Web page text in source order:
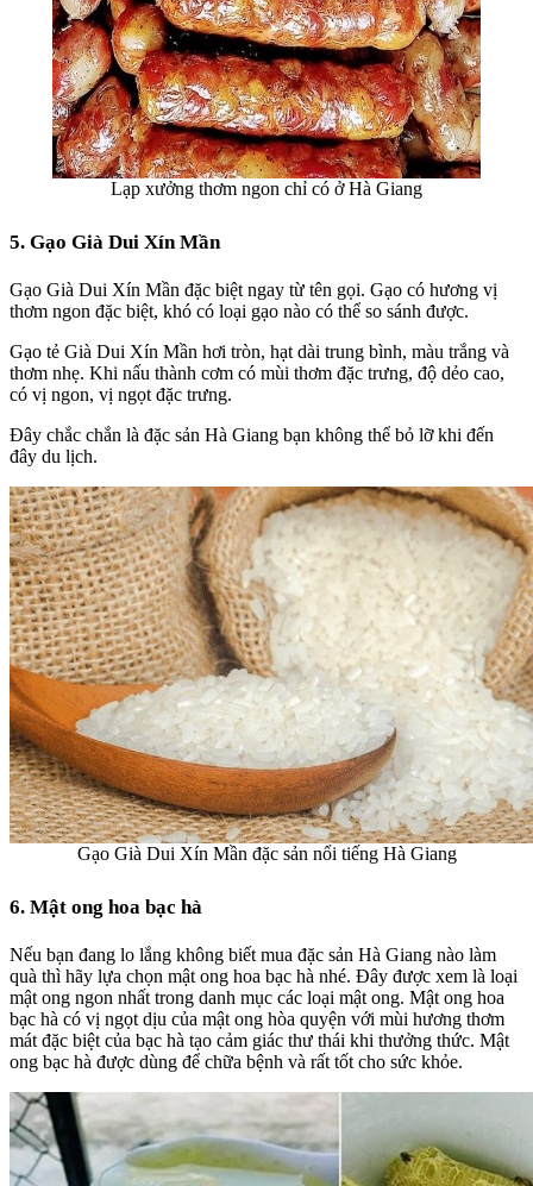
Lạp xưởng thơm ngon chỉ có ở Hà Giang
5. Gạo Già Dui Xín Mần
Gạo Già Dui Xín Mần đặc biệt ngay từ tên gọi. Gạo có hương vị
thơm ngon đặc biệt, khó có loại gạo nào có thể so sánh được.
Gạo tẻ Già Dui Xín Mần hơi tròn, hạt dài trung bình, màu trắng và
thơm nhẹ. Khi nấu thành cơm có mùi thơm đặc trưng, độ dẻo cao,
có vị ngon, vị ngọt đặc trưng.
Đây chắc chắn là đặc sản Hà Giang bạn không thể bỏ lỡ khi đến
đây du lịch.
Gạo Già Dui Xín Mần đặc sản nổi tiếng Hà Giang
6. Mật ong hoa bạc hà
Nếu bạn đang lo lắng không biết mua đặc sản Hà Giang nào làm
quà thì hãy lựa chọn mật ong hoa bạc hà nhé. Đây được xem là loại
mật ong ngon nhất trong danh mục các loại mật ong. Mật ong hoa
bạc hà có vị ngọt dịu của mật ong hòa quyện với mùi hương thơm
mát đặc biệt của bạc hà tạo cảm giác thư thái khi thưởng thức. Mật
ong bạc hà được dùng để chữa bệnh và rất tốt cho sức khỏe.